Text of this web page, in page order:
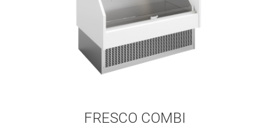
FRESCO COMBI